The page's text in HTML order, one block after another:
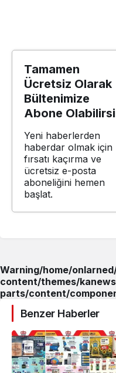
Tamamen
Ücretsiz Olarak
Bültenimize
Abone
Yeni haberlerden
haberdar olmak için
fırsatı kaçırma ve
ücretsiz e-posta
aboneliğini hemen
başlat.
Warning/home/
content/themes/
parts/content/
Benzer Haberler